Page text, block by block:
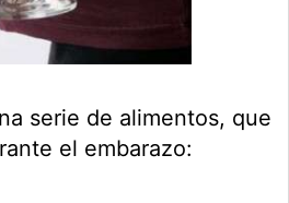
serie de alimentos, que
el embarazo: